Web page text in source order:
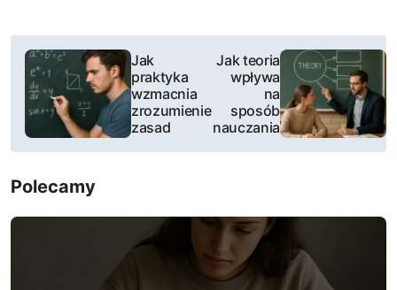
N
w
i
g
a
Jak
praktyka
wzmacnia
zrozumienie
zasad
Jak teoria
wpływa
na
sposób
nauczania
Polecamy